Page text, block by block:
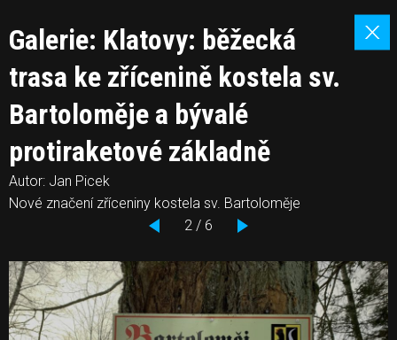
Galerie: Klatovy: běžecká
trasa ke zřícenině kostela sv.
Bartoloměje a bývalé
protiraketové základně
Autor: Jan Picek
Nové značení zříceniny kostela sv. Bartoloměje
2 / 6